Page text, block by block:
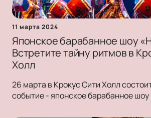
11 марта 2024
Японское барабанное шоу
Встретите тайну ритмов в
Холл
26 марта в Крокус Сити Холл
событие - японское барабанное